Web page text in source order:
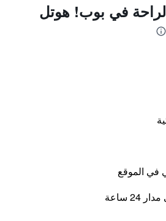
في بوب! هوتل
في الموقع
ساعة